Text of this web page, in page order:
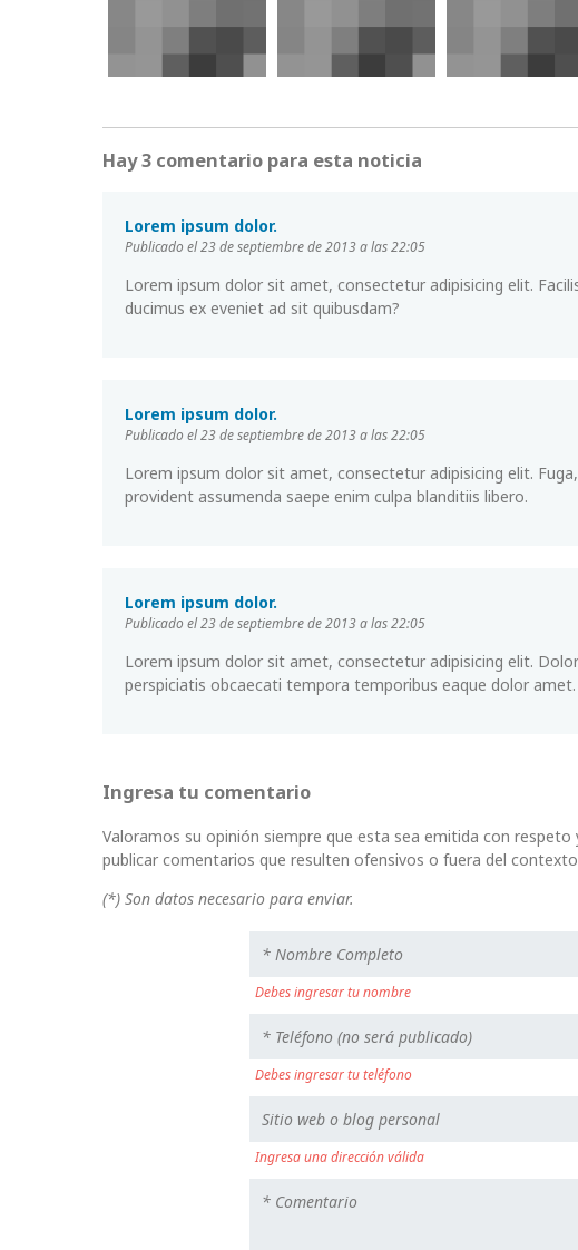
Hay 3 comentario para esta noticia
Lorem ipsum dolor.
Publicado el 23 de septiembre de 2013 a las 22:05
Lorem ipsum dolor sit amet, consectetur adipisicing elit.
ducimus ex eveniet ad sit quibusdam?
Lorem ipsum dolor.
Publicado el 23 de septiembre de 2013 a las 22:05
Lorem ipsum dolor sit amet, consectetur adipisicing elit.
provident assumenda saepe enim culpa blanditiis libero.
Lorem ipsum dolor.
Publicado el 23 de septiembre de 2013 a las 22:05
Lorem ipsum dolor sit amet, consectetur adipisicing elit.
perspiciatis obcaecati tempora temporibus eaque dolor amet.
Ingresa tu comentario
Valoramos su opinión siempre que esta sea emitida con
publicar comentarios que resulten ofensivos o fuera del
(*) Son datos necesario para enviar.
Debes ingresar tu nombre
Debes ingresar tu teléfono
Ingresa una dirección válida